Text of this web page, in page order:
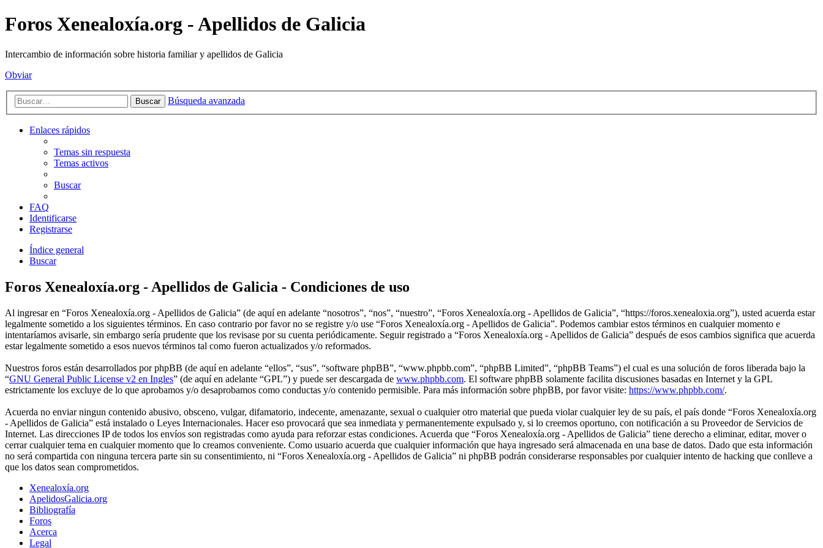
Foros Xenealoxía.org - Apellidos de Galicia
Intercambio de información sobre historia familiar y apellidos de Galicia
Obviar
Buscar Búsqueda avanzada
Enlaces rápidos
Temas sin respuesta
Temas activos
Buscar
FAQ
Identificarse
Registrarse
Índice general
Buscar
Foros Xenealoxía.org - Apellidos de Galicia - Condiciones de uso
Al ingresar en “Foros Xenealoxía.org - Apellidos de Galicia” (de aquí en adelante “nosotros”, “nos”, “nuestro”, “Foros Xenealoxía.org - Apellidos de Galicia”, “https://foros.xenealoxia.org”), usted acuerda estar
legalmente sometido a los siguientes términos. En caso contrario por favor no se registre y/o use “Foros Xenealoxía.org - Apellidos de Galicia”. Podemos cambiar estos términos en cualquier momento e
intentaríamos avisarle, sin embargo sería prudente que los revisase por su cuenta periódicamente. Seguir registrado a “Foros Xenealoxía.org - Apellidos de Galicia” después de esos cambios significa que acuerda
estar legalmente sometido a esos nuevos términos tal como fueron actualizados y/o reformados.
Nuestros foros están desarrollados por phpBB (de aquí en adelante “ellos”, “sus”, “software phpBB”, “www.phpbb.com”, “phpBB Limited”, “phpBB Teams”) el cual es una solución de foros liberada bajo la
“GNU General Public License v2 en Ingles” (de aquí en adelante “GPL”) y puede ser descargada de www.phpbb.com. El software phpBB solamente facilita discusiones basadas en Internet y la GPL
estrictamente los excluye de lo que aprobamos y/o desaprobamos como conductas y/o contenido permisible. Para más información sobre phpBB, por favor visite: https://www.phpbb.com/.
Acuerda no enviar ningun contenido abusivo, obsceno, vulgar, difamatorio, indecente, amenazante, sexual o cualquier otro material que pueda violar cualquier ley de su país, el país donde “Foros Xenealoxía.org
- Apellidos de Galicia” está instalado o Leyes Internacionales. Hacer eso provocará que sea inmediata y permanentemente expulsado y, si lo creemos oportuno, con notificación a su Proveedor de Servicios de
Internet. Las direcciones IP de todos los envíos son registradas como ayuda para reforzar estas condiciones. Acuerda que “Foros Xenealoxía.org - Apellidos de Galicia” tiene derecho a eliminar, editar, mover o
cerrar cualquier tema en cualquier momento que lo creamos conveniente. Como usuario acuerda que cualquier información que haya ingresado será almacenada en una base de datos. Dado que esta información
no será compartida con ninguna tercera parte sin su consentimiento, ni “Foros Xenealoxía.org - Apellidos de Galicia” ni phpBB podrán considerarse responsables por cualquier intento de hacking que conlleve a
que los datos sean comprometidos.
Xenealoxía.org
ApelidosGalicia.org
Bibliografía
Foros
Acerca
Legal